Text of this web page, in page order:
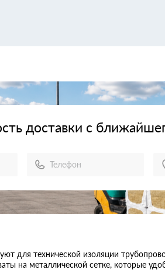
доставки с
для технической изоляции
на металлической сетке, которые